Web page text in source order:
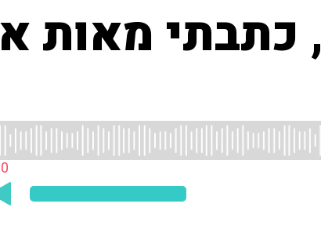
"אני כותב שירים מגיל 13, כתבתי